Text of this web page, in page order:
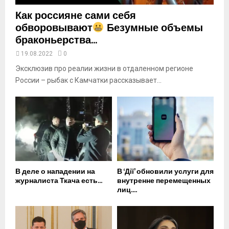
Как россияне сами себя
обворовывают Безумные объемы
браконьерства...
19.08.2022 0
Эксклюзив про реалии жизни в отдаленном регионе
России – рыбак с Камчатки рассказывает...
В деле о нападении на
журналиста Ткача есть...
В ‘Дії’ обновили услуги для
внутренне перемещенных
лиц....